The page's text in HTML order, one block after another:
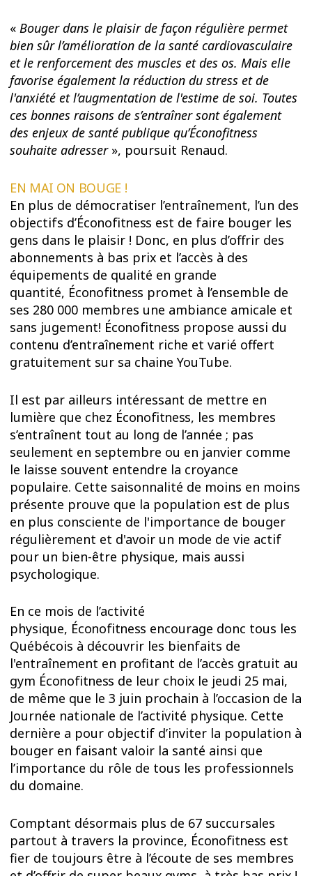
«Bouger dans le plaisir de façon régulière permet
bien sûr l’amélioration de la santé cardiovasculaire
et le renforcement des muscles et des os. Mais elle
favorise également la réduction du stress et de
l'anxiété et l’augmentation de l'estime de soi. Toutes
ces bonnes raisons de s’entraîner sont également
des enjeux de santé publique qu’Éconofitness
souhaite adresser», poursuit Renaud.
EN MAI ON BOUGE !
En plus de démocratiser l’entraînement, l’un des
objectifs d’Éconofitness est de faire bouger les
gens dans le plaisir ! Donc, en plus d’offrir des
abonnements à bas prix et l’accès à des
équipements de qualité en grande
quantité, Éconofitness promet à l’ensemble de
ses 280 000 membres une ambiance amicale et
sans jugement! Éconofitness propose aussi du
contenu d’entraînement riche et varié offert
gratuitement sur sa chaine YouTube.
Il est par ailleurs intéressant de mettre en
lumière que chez Éconofitness, les membres
s’entraînent tout au long de l’année ; pas
seulement en septembre ou en janvier comme
le laisse souvent entendre la croyance
populaire. Cette saisonnalité de moins en moins
présente prouve que la population est de plus
en plus consciente de l'importance de bouger
régulièrement et d'avoir un mode de vie actif
pour un bien-être physique, mais aussi
psychologique.
En ce mois de l’activité
physique, Éconofitness encourage donc tous les
Québécois à découvrir les bienfaits de
l'entraînement en profitant de l’accès gratuit au
gym Éconofitness de leur choix le jeudi 25 mai,
de même que le 3 juin prochain à l’occasion de la
Journée nationale de l’activité physique. Cette
dernière a pour objectif d’inviter la population à
bouger en faisant valoir la santé ainsi que
l’importance du rôle de tous les professionnels
du domaine.
Comptant désormais plus de 67 succursales
partout à travers la province, Éconofitness est
fier de toujours être à l’écoute de ses membres